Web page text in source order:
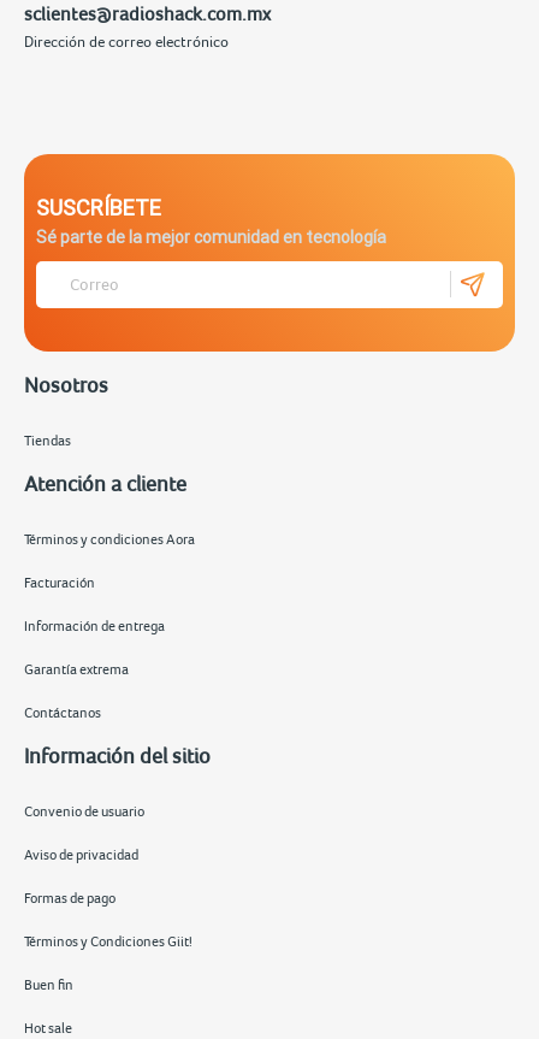
sclientes@radioshack.com.mx
Dirección de correo electrónico
SUSCRÍBETE
Sé parte de la mejor comunidad en tecnología
Nosotros
Tiendas
Atención a cliente
Términos y condiciones Aora
Facturación
Información de entrega
Garantía extrema
Contáctanos
Información del sitio
Convenio de usuario
Aviso de privacidad
Formas de pago
Términos y Condiciones Giit!
Buen fin
Hot sale